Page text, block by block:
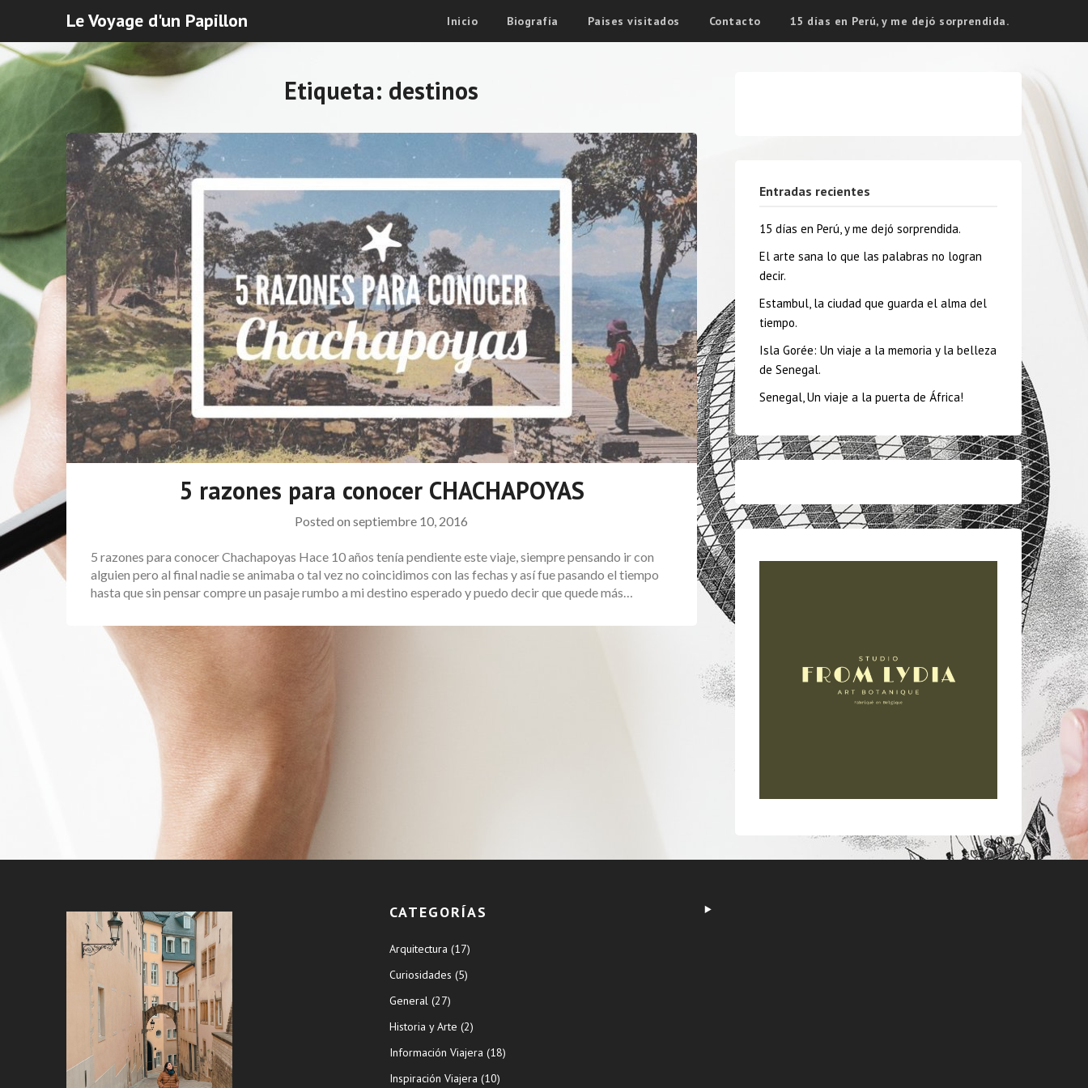
Le Voyage d'un Papillon Inicio Biografía Paises visitados Contacto 15 días en Perú, y me dejó sorprendida.
Etiqueta: destinos
5 razones para conocer CHACHAPOYAS
Posted onseptiembre 10, 2016
5 razones para conocer Chachapoyas Hace 10 años tenía pendiente este viaje, siempre pensando ir con
alguien pero al final nadie se animaba o tal vez no coincidimos con las fechas y así fue pasando el tiempo
hasta que sin pensar compre un pasaje rumbo a mi destino esperado y puedo decir que quede más…
Entradas recientes
15 días en Perú, y me dejó sorprendida.
El arte sana lo que las palabras no logran
decir.
Estambul, la ciudad que guarda el alma del
tiempo.
Isla Gorée: Un viaje a la memoria y la belleza
de Senegal.
Senegal, Un viaje a la puerta de África!
CATEGORÍAS
Arquitectura (17)
Curiosidades (5)
General (27)
Historia y Arte (2)
Información Viajera (18)
Inspiración Viajera (10)